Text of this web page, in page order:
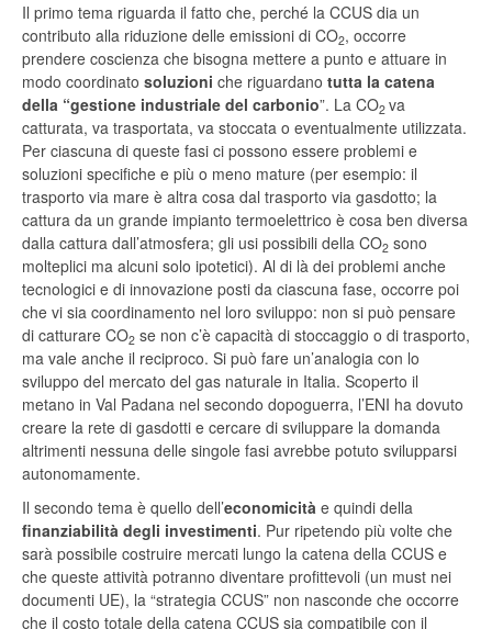
Il primo tema riguarda il fatto che, perché la CCUS dia un
contributo alla riduzione delle emissioni di CO2, occorre
prendere coscienza che bisogna mettere a punto e attuare in
modo coordinato soluzioni che riguardano tutta la catena
della “gestione industriale del carbonio”. La CO2 va
catturata, va trasportata, va stoccata o eventualmente utilizzata.
Per ciascuna di queste fasi ci possono essere problemi e
soluzioni specifiche e più o meno mature (per esempio: il
trasporto via mare è altra cosa dal trasporto via gasdotto; la
cattura da un grande impianto termoelettrico è cosa ben diversa
dalla cattura dall’atmosfera; gli usi possibili della CO2 sono
molteplici ma alcuni solo ipotetici). Al di là dei problemi anche
tecnologici e di innovazione posti da ciascuna fase, occorre poi
che vi sia coordinamento nel loro sviluppo: non si può pensare
di catturare CO2 se non c’è capacità di stoccaggio o di trasporto,
ma vale anche il reciproco. Si può fare un’analogia con lo
sviluppo del mercato del gas naturale in Italia. Scoperto il
metano in Val Padana nel secondo dopoguerra, l’ENI ha dovuto
creare la rete di gasdotti e cercare di sviluppare la domanda
altrimenti nessuna delle singole fasi avrebbe potuto svilupparsi
autonomamente.
Il secondo tema è quello dell’economicità e quindi della
finanziabilità degli investimenti. Pur ripetendo più volte che
sarà possibile costruire mercati lungo la catena della CCUS e
che queste attività potranno diventare profittevoli (un must nei
documenti UE), la “strategia CCUS” non nasconde che occorre
che il costo totale della catena CCUS sia compatibile con il